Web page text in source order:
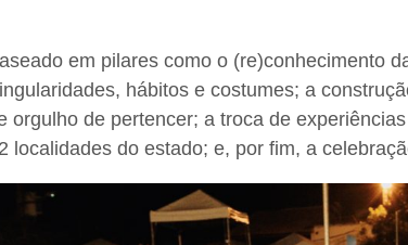
em pilares como o (re)conhecimento
hábitos e costumes; a
orgulho de pertencer; a troca de
localidades do estado; e, por fim, a